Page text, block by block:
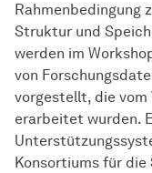
Rahmenbedingung
Struktur und
werden im
von
vorgestellt, die vom
erarbeitet wurden.
Konsortiums für die